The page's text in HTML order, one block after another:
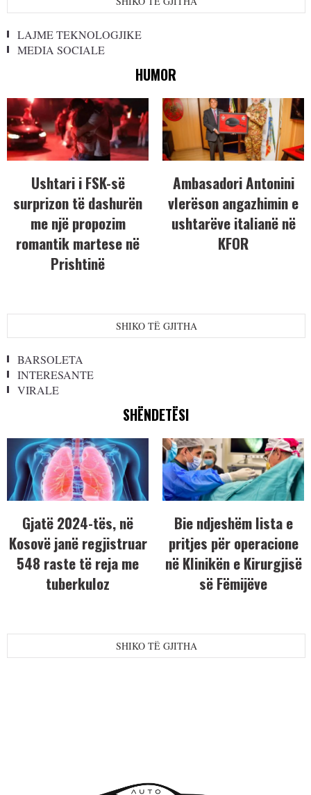
LAJME TEKNOLOGJIKE
MEDIA SOCIALE
HUMOR
Ushtari i FSK-së
surprizon të dashurën
me një propozim
romantik martese në
Prishtinë
Ambasadori Antonini
vlerëson angazhimin e
ushtarëve italianë në
KFOR
SHIKO TË GJITHA
BARSOLETA
INTERESANTE
VIRALE
SHËNDETËSI
Gjatë 2024-tës, në
Kosovë janë regjistruar
548 raste të reja me
tuberkuloz
Bie ndjeshëm lista e
pritjes për operacione
në Klinikën e Kirurgjisë
së Fëmijëve
SHIKO TË GJITHA